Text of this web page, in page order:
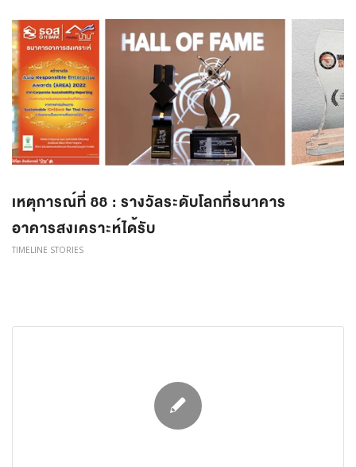
เหตุการณ์ที่ 88 : รางวัลระดับโลกที่ธนาคาร
อาคารสงเคราะห์ได้รับ
TIMELINE STORIES